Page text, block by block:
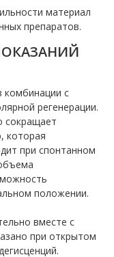
материал
препаратов.
комбинации с
регенерации.
сокращает
которая
при спонтанном
положении.
вместе с
при открытом